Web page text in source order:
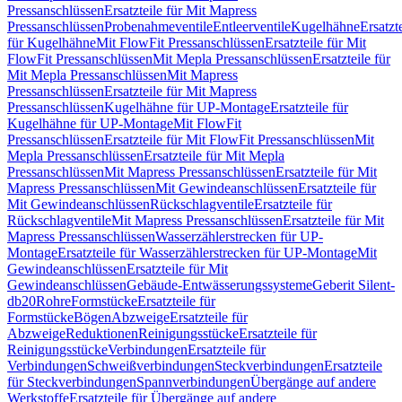
PressanschlüssenErsatzteile für Mit Mapress
PressanschlüssenProbenahmeventileEntleerventileKugelhähne
für KugelhähneMit FlowFit PressanschlüssenErsatzteile für Mit
FlowFit PressanschlüssenMit Mepla PressanschlüssenErsatzteile für
Mit Mepla PressanschlüssenMit Mapress
PressanschlüssenErsatzteile für Mit Mapress
PressanschlüssenKugelhähne für UP-MontageErsatzteile für
Kugelhähne für UP-MontageMit FlowFit
PressanschlüssenErsatzteile für Mit FlowFit PressanschlüssenMit
Mepla PressanschlüssenErsatzteile für Mit Mepla
PressanschlüssenMit Mapress PressanschlüssenErsatzteile für Mit
Mapress PressanschlüssenMit GewindeanschlüssenErsatzteile für
Mit GewindeanschlüssenRückschlagventileErsatzteile für
RückschlagventileMit Mapress PressanschlüssenErsatzteile für Mit
Mapress PressanschlüssenWasserzählerstrecken für UP-
MontageErsatzteile für Wasserzählerstrecken für UP-MontageMit
GewindeanschlüssenErsatzteile für Mit
GewindeanschlüssenGebäude-EntwässerungssystemeGeberit Silent-
db20RohreFormstückeErsatzteile für
FormstückeBögenAbzweigeErsatzteile für
AbzweigeReduktionenReinigungsstückeErsatzteile für
ReinigungsstückeVerbindungenErsatzteile für
VerbindungenSchweißverbindungenSteckverbindungenErsatzteile
für SteckverbindungenSpannverbindungenÜbergänge auf andere
WerkstoffeErsatzteile für Übergänge auf andere